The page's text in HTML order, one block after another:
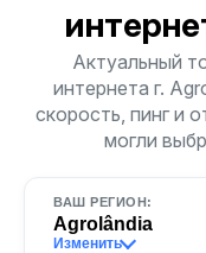
Актуальный
интернета г.
скорость, пинг и
могли
ВАШ РЕГИОН:
Agrolândia
Изменить